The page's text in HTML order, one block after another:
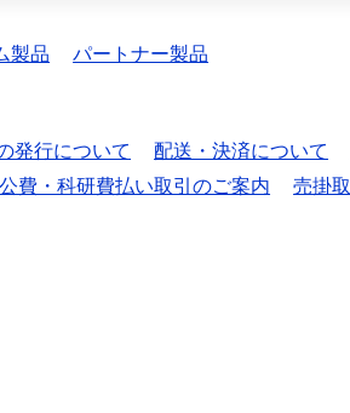
製品 パートナー製品
発行について 配送・決済について
費・科研費払い取引のご案内 売掛